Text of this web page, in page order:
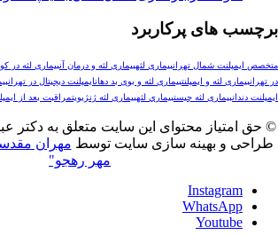
های پرکاربرد
شمال تهران بیماری لثه بیماری لثه و درمان آنبیماری لثه در کودکانبیماری
لثه و ایمپلنت بیماری لثه و بوی بد دهان ایمپلنت دیجیتال در تهرانبیماری لثه
بیماری لثه چیست بيماري لثهبیماری لثه ژنژیویتمراقبت بعد از ایمپلنت
محتوای این سایت متعلق به دکتر عباس
و بهینه سازی سایت توسط مهران مقدسیدر
مهر رهجو"